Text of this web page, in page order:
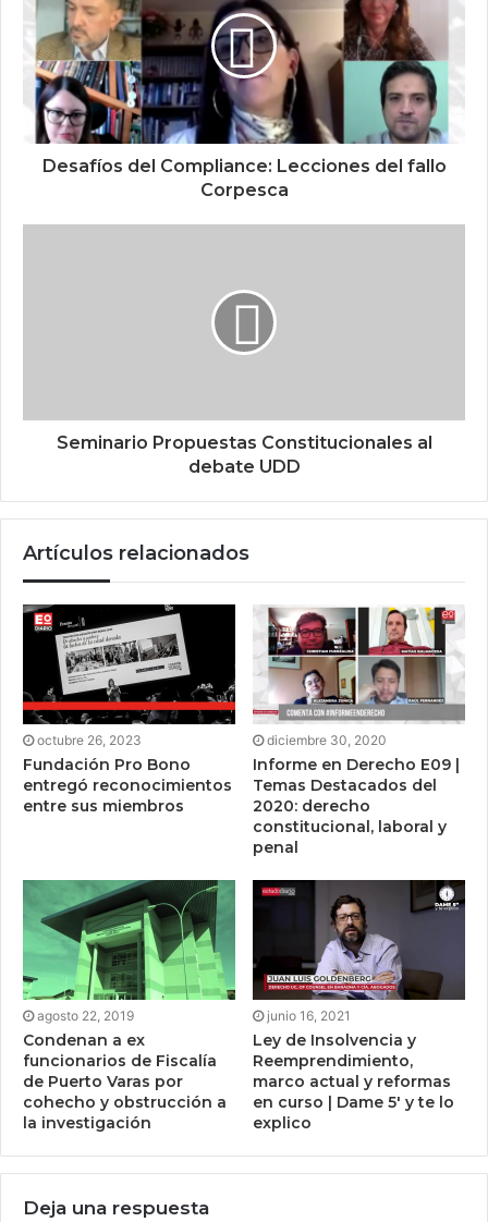
Desafíos del Compliance: Lecciones del fallo
Corpesca
Seminario Propuestas Constitucionales al
debate UDD
Artículos relacionados
octubre 26, 2023
Fundación Pro Bono
entregó reconocimientos
entre sus miembros
diciembre 30, 2020
Informe en Derecho E09 |
Temas Destacados del
2020: derecho
constitucional, laboral y
penal
agosto 22, 2019
Condenan a ex
funcionarios de Fiscalía
de Puerto Varas por
cohecho y obstrucción a
la investigación
junio 16, 2021
Ley de Insolvencia y
Reemprendimiento,
marco actual y reformas
en curso | Dame 5′ y te lo
explico
Deja una respuesta